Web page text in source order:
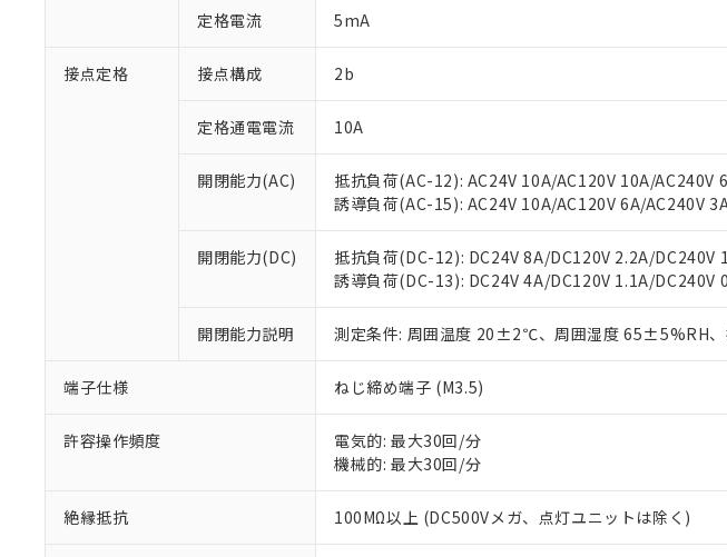
定格電流 5mA
接点定格 接点構成 2b
定格通電電流 10A
開閉能力(AC)
抵抗負荷(AC-12): AC24V 10A/AC120V 10A/AC240V
誘導負荷(AC-15): AC24V 10A/AC120V 6A/AC240V
開閉能力(DC)
抵抗負荷(DC-12): DC24V 8A/DC120V 2.2A/DC240V
誘導負荷(DC-13): DC24V 4A/DC120V 1.1A/DC240V
開閉能力説明 測定条件: 周囲温度 20±2℃、周囲湿度 65±5%RH
端子仕様 ねじ締め端子 (M3.5)
許容操作頻度
電気的: 最大30回/分
機械的: 最大30回/分
絶縁抵抗 100MΩ以上 (DC500Vメガ、点灯ユニットは除く)
い。
正式な納期状況および標準価格はお客様の
当社販売員にご相談ください。
オムロン制御機器販売店や当社販売拠点は「
在庫状況および標準価格結果を当社の事前
す。
マイパーツ機能（部品リスト作成サービス
お客様が当ウェブサイト上で当社にご登録
が、当社の製品・サービスに関するお客様
さい。
※当社の共同利用者とは、"個人情報の共同
いる法人を指します。
但し、RoHS指令で産業用監視および制御機器に対する適用除外
※2 対応予定月
部品在庫の切り替え状況などにより、予定月が前
※3 非含有証明書ダウンロード
下記の非含有証明書をダウンロードすることができ
EU RoHS指令（10物質）の非含有証明書
51物質の非含有証明書（当社基準）
※本証明書は発行日時点で非含有を証明するもの
また、RoHS指令のフタル酸エステル類４物質の
混在することから備考欄に対応日を記載しており
「○」：最大均質材料含有率が中国RoHSの基準
「×」：最大均質材料含有率が中国RoHSの基準値
*中国RoHS10物質の基準値 (GB/T26572)：
Pb(鉛) :1000ppm、 Hg(水銀) : 1000ppm、 Cd(カドミウム) :
Cr(Ⅵ)(六価クロム) : 1000ppm、 PBBs(ポリ臭化ビフェニル類) :
DBP(フタル酸ジブチル) : 1000ppm、 DIBP(フタル酸ジイソブ
DEHP(フタル酸ビス(2-エチルヘキシル)) : 1000ppm
※2 環境保護使用期限
「ｅ」：有害物質（10物質）のすべてが基準値以
「10」：通常の使用状況下において有害物質が外
味します。
当社は、これら貴社製品のうち、外国為替
当社は貴社製品を、核兵器、ミサイル、化
置等に一切使用いたしません。
当社は、貴社製品を第三者に販売する場合
また当社は、販売先および販売に係わる関
たしません。
号
○ 一定数以上の在庫あり
△ 一定数には満たないが在庫あり
－
在庫なし(最新の在庫状況については、
機器販売店・当社販売員にご確認くだ
空
白
受注生産機種、また在庫状況の情報を